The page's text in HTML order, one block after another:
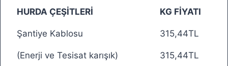
HURDA ÇEŞİTLERİ KG FİYATI
Şantiye Kablosu 315,44TL
(Enerji ve Tesisat karışık) 315,44TL